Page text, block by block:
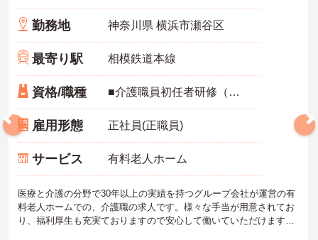
勤務地 神奈川県 横浜市瀬谷区
最寄り駅 相模鉄道本線
資格/職種 ■介護職員初任者研修（ヘルパー2級）以上 ※未経験可、ブランク可、新卒可 ■無資格可 ※実務経験3年程度必須
雇用形態 正社員(正職員)
サービス 有料老人ホーム
医療と介護の分野で30年以上の実績を持つグループ会社が運営の有
料老人ホームでの、介護職の求人です。様々な手当が用意されてお
り、福利厚生も充実ておりますので安心して働いていただけます。